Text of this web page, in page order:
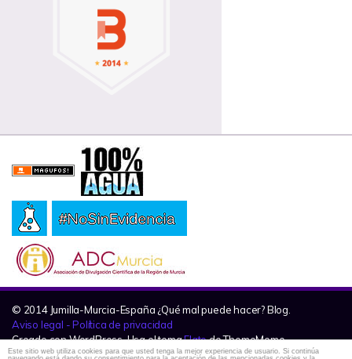
© 2014 Jumilla-Murcia-España ¿Qué mal puede hacer? Blog.
Aviso legal - Política de privacidad
Creado con WordPress. Usa el temaFlatode ThemeMeme.
Este sitio web utiliza cookies para que usted tenga la mejor experiencia de usuario. Si continúa